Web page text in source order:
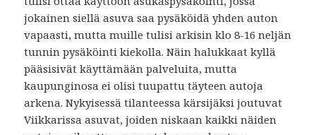
jokainen siellä asuva saa pysäköidä yhden auton
vapaasti, mutta muille tulisi arkisin klo 8-16 neljän
tunnin pysäköinti kiekolla. Näin halukkaat kyllä
pääsisivät käyttämään palveluita, mutta
kaupunginosa ei olisi tuupattu täyteen autoja
arkena. Nykyisessä tilanteessa kärsijäksi joutuvat
Viikkarissa asuvat, joiden niskaan kaikki näiden